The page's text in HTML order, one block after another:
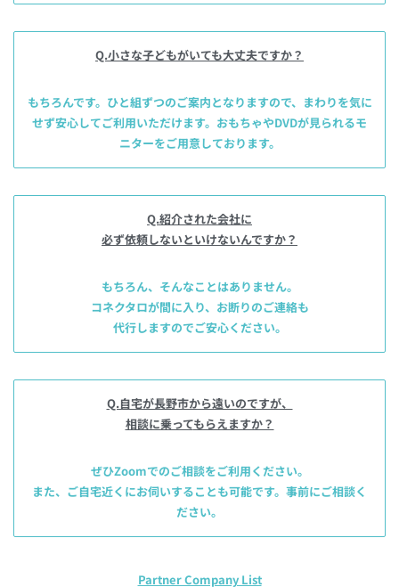
Q.小さな子どもがいても大丈夫ですか？
もちろんです。ひと組ずつのご案内となりますので、まわりを気に
せず安心してご利用いただけます。 おもちゃやDVDが見られるモ
ニターをご用意しております。
Q.紹介された会社に
必ず依頼しないといけないんですか？
もちろん、そんなことはありません。
コネクタロが間に入り、お断りのご連絡も
代行しますのでご安心ください。
Q.自宅が長野市から遠いのですが、
相談に乗ってもらえますか？
ぜひZoomでのご相談をご利用ください。
また、ご自宅近くにお伺いすることも可能です。事前にご相談く
ださい。
Partner Company List